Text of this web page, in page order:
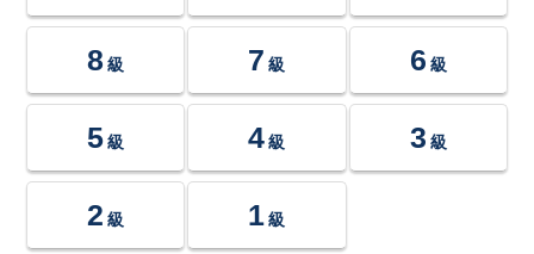
8 級 7 級 6 級
5 級 4 級 3 級
2 級 1 級